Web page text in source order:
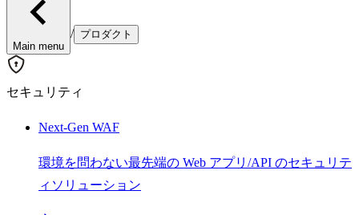
Main menu
/ プロダクト
セキュリティ
Next-Gen WAF
環境を問わない最先端の Web アプリ/API のセキュリテ
ィソリューション